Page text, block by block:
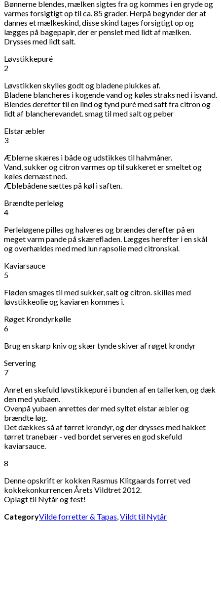
Bønnerne blendes, mælken sigtes fra og kommes i en gryde og
varmes forsigtigt op til ca. 85 grader. Herpå begynder der at
dannes et mælkeskind, disse skind tages forsigtigt op og
lægges på bagepapir, der er penslet med lidt af mælken.
Drysses med lidt salt.
Løvstikkepuré
2
Løvstikken skylles godt og bladene plukkes af.
Bladene blancheres i kogende vand og køles straks ned i isvand.
Blendes derefter til en lind og tynd puré med saft fra citron og
lidt af blancherevandet. smag til med salt og peber
Elstar æbler
3
Æblerne skæres i både og udstikkes til halvmåner.
Vand, sukker og citron varmes op til sukkeret er smeltet og
køles dernæst ned.
Æblebådene sættes på køl i saften.
Brændte perleløg
4
Perleløgene pilles og halveres og brændes derefter på en
meget varm pande på skærefladen. Lægges herefter i en skål
og overhældes med med lun rapsolie med citronskal.
Kaviarsauce
5
Fløden smages til med sukker, salt og citron. skilles med
løvstikkeolie og kaviaren kommes i.
Røget Krondyrkølle
6
Brug en skarp kniv og skær tynde skiver af røget krondyr
Servering
7
Anret en skefuld løvstikkepuré i bunden af en tallerken, og dæk
den med yubaen.
Ovenpå yubaen anrettes der med syltet elstar æbler og
brændte løg.
Det dækkes så af tørret krondyr, og der drysses med hakket
tørret tranebær - ved bordet serveres en god skefuld
kaviarsauce.
8
Denne opskrift er kokken Rasmus Klitgaards forret ved
kokkekonkurrencen Årets Vildtret 2012.
Oplagt til Nytår og fest!
CategoryVilde forretter & Tapas,Vildt til Nytår